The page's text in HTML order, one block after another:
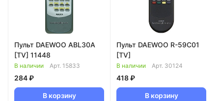
Пульт DAEWOO ABL30A
[TV] 11448
В наличии Арт. 15833
284 ₽
В корзину
Пульт DAEWOO R-59C01
[TV]
В наличии Арт. 30124
418 ₽
В корзину